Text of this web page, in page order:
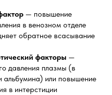
— повышение
в венозном отделе
обратное всасывание
факторы —
давления плазмы (в
альбумина) или повышение
в интерстиции